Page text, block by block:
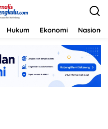
Hukum Ekonomi Nasional